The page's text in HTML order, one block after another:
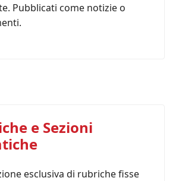
Pubblicati come notizie o
e Sezioni
esclusiva di rubriche fisse